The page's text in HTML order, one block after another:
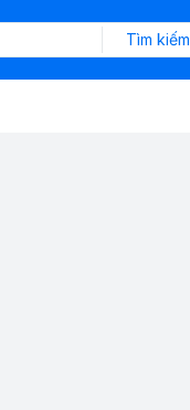
Tìm kiếm